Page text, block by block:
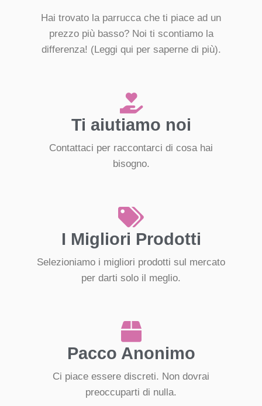
Hai trovato la parrucca che ti piace ad un
prezzo più basso? Noi ti scontiamo la
differenza! (Leggi qui per saperne di più).
Ti aiutiamo noi
Contattaci per raccontarci di cosa hai
bisogno.
I Migliori Prodotti
Selezioniamo i migliori prodotti sul mercato
per darti solo il meglio.
Pacco Anonimo
Ci piace essere discreti. Non dovrai
preoccuparti di nulla.